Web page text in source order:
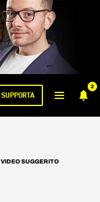
2
SUPPORTA
VIDEO SUGGERITO